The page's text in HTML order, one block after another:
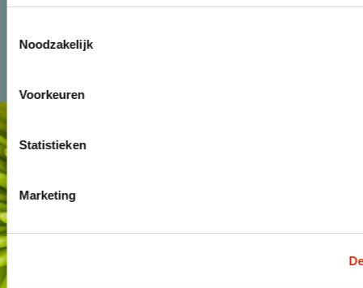
Noodzakelijk
Voorkeuren
Statistieken
Marketing